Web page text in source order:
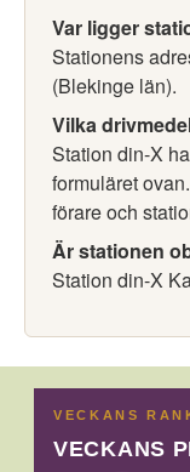
Var ligger
Stationens
(Blekinge län).
Vilka
Station din-X
formuläret
förare och
Är stationen
Station din-X
VECKANS
VECKANS